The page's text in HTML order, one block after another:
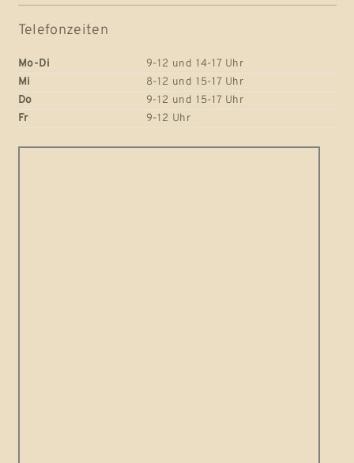
Telefonzeiten
Mo-Di
9-12 und 14-17 Uhr
Mi
8-12 und 15-17 Uhr
Do
9-12 und 15-17 Uhr
Fr
9-12 Uhr